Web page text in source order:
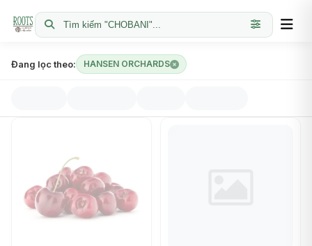
Tìm kiếm "CHOBANI"...
Đang lọc theo: HANSEN ORCHARDS